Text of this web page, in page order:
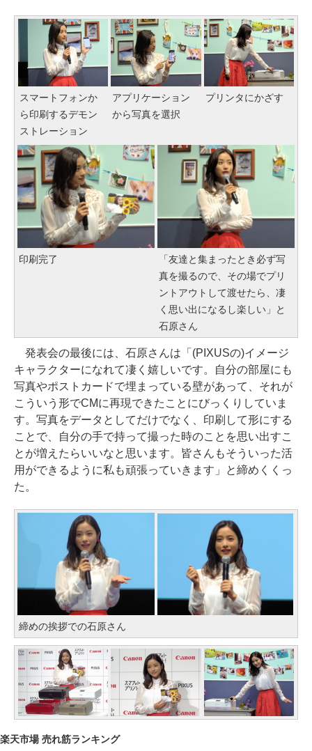
スマートフォンか
ら印刷するデモン
ストレーション
アプリケーション
から写真を選択
プリンタにかざす
印刷完了
「友達と集まったとき必ず写
真を撮るので、その場でプリ
ントアウトして渡せたら、凄
く思い出になるし楽しい」と
石原さん
発表会の最後には、石原さんは「(PIXUSの)イメージ
キャラクターになれて凄く嬉しいです。自分の部屋にも
写真やポストカードで埋まっている壁があって、それが
こういう形でCMに再現できたことにびっくりしていま
す。写真をデータとしてだけでなく、印刷して形にする
ことで、自分の手で持って撮った時のことを思い出すこ
とが増えたらいいなと思います。皆さんもそういった活
用ができるように私も頑張っていきます」と締めくくっ
た。
締めの挨拶での石原さん
楽天市場 売れ筋ランキング